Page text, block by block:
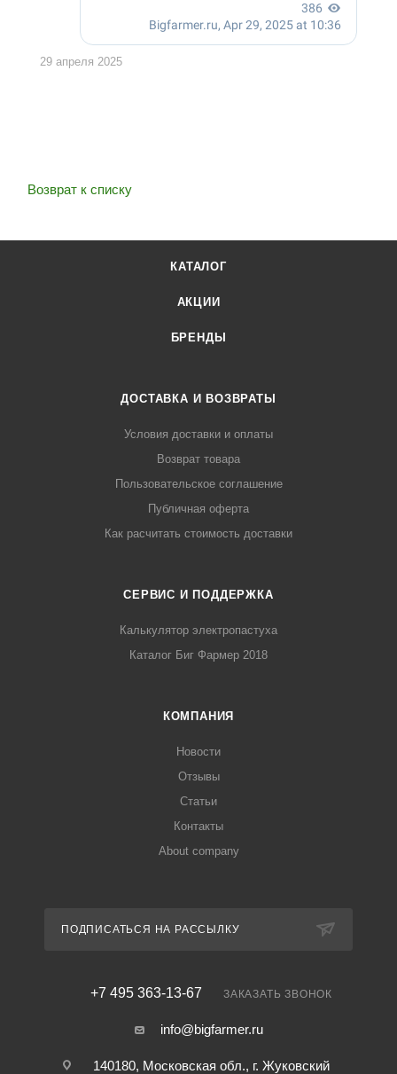
29 апреля 2025
Возврат к списку
КАТАЛОГ
АКЦИИ
БРЕНДЫ
ДОСТАВКА И ВОЗВРАТЫ
Условия доставки и оплаты
Возврат товара
Пользовательское соглашение
Публичная оферта
Как расчитать стоимость доставки
СЕРВИС И ПОДДЕРЖКА
Калькулятор электропастуха
Каталог Биг Фармер 2018
КОМПАНИЯ
Новости
Отзывы
Статьи
Контакты
About company
ПОДПИСАТЬСЯ НА РАССЫЛКУ
+7 495 363-13-67 ЗАКАЗАТЬ ЗВОНОК
info@bigfarmer.ru
140180, Московская обл., г. Жуковский